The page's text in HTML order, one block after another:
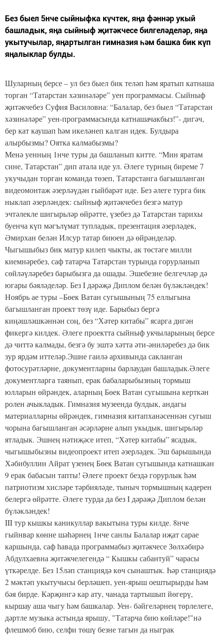
Без быел 5нче сыйныфка күчтек, яңа фәннәр укый
башладык, яңа сыйныф җитәкчесе билгеләделәр, яңа
укытучылар, яңартылган гимназия һәм башка бик күп
яңалыклар булды.
Шуларның берсе – ул без быел бик теләп һәм яратып катнаша
торган “Татарстан хәзинәләре” уен программасы. Сыйныф
җитәкчебез Суфия Василовна: “Балалар, без быел “Татарстан
хәзинәләре” уен-программасында катнашачакбыз!”- дигәч,
бер кат каушап һәм икеләнеп калган идек. Булдыра
алырбызмы? Оятка калмабызмы?
Менә уенның 1нче туры да башланып китте. “Мин яратам
сине, Татарстан” дип атала иде ул. Әлеге турның биреме 7
укучыдан торган команда төзеп, Татарстанга багышланган
видеомонтаж әзерләүдән гыйбарәт иде. Без әлеге турга бик
ныклап әзерләндек: сыйныф җитәкчебез безгә матур
эчтәлекле шигырьләр өйрәтте, үзебез дә Татарстан тарихы
буенча күп мәгълүмат тупладык, презентация әзерләдек,
Әмирхан белән Илсур татар биюен дә өйрәнделәр.
Чыгышыбыз бик матур килеп чыкты, ак төстәге милли
киемнәребез, саф татарча Татарстан турында горурланып
сөйләүләребез барыбызга да ошады. Эшебезне белгечләр дә
югары бәяләделәр. Без I дәрәҗә Диплом белән бүләкләндек!
Ноябрь ае туры –Бөек Ватан сугышының 75 еллыгына
багышланган проект төзү иде. Барыбыз бергә
киңәшләшкәннән соң, без “Хәтер китабы” ясарга дигән
фикергә килдек. Әлеге проектта сыйныф укчыларының берсе
дә читтә калмады, безгә бу эштә хәтта әти-әниләребез дә бик
зур ярдәм иттеләр.Эшне гаилә архивында сакланган
фотосурәтләрне, документларны барлаудан башладык.Әлеге
документларга таянып, ерак бабаларыбызның тормыш
юлларын өйрәндек, аларның Бөек Ватан сугышына керткән
ролен ачыкладык. Гимназия музеенда булдык, андагы
материалларны өйрәндек, гимназия китапханәсеннән сугыш
чорына багышланган әсәрләрне алып укыдык, шигырьләр
ятладык. Эшнең нәтиҗәсе итеп, “Хәтер китабы” ясадык,
чыгышыбызны видеопроект итеп әзерләдек. Эш барышында
Хәбибуллин Айрат үзенең Бөек Ватан сугышында катнашкан
9 ерак бабасын тапты! Әлеге проект бездә горурлык һәм
патриотизм хисләре тәрбияләде, тыныч тормышның кадерен
белергә өйрәтте. Әлеге турда да без I дәрәҗә Диплом белән
бүләкләндек!
III тур кышкы каникуллар вакытына туры килде. 8нче
гыйнвар көнне шәһәрнең 1нче санлы Балалар иҗат сарае
каршында, саф һавада программабыз җитәкчесе Зөлхәбирә
Абдулхаевна җитәкчелегендә “ Кышкы сабантуй” чарасы
үткәрелде. Без 15ләп станциядә көч сынаштык. Һәр станциядә
2 мәктәп укытучысы берләшеп, уен-ярыш оештырырды hәм
бәя бирде. Кәрҗингә кар ату, чанада тартышып йөгерү,
кыршау аша чыгу һәм башкалар. Уен- бәйгеләрнең төрлелеге,
дәртле музыка астында ярышу, "Татарча бию көйләре!"нә
флешмоб бию, селфи төшү безне тагын да ныграк